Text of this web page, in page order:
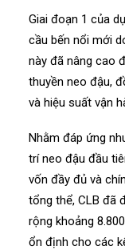
Giai đoạn 1 của
cầu bến nổi mới
này đã nâng cao
thuyền neo đậu,
và hiệu suất vận
Nhằm đáp ứng
trí neo đậu đầu
vốn đầy đủ và
tổng thể, CLB đã
rộng khoảng
ổn định cho các